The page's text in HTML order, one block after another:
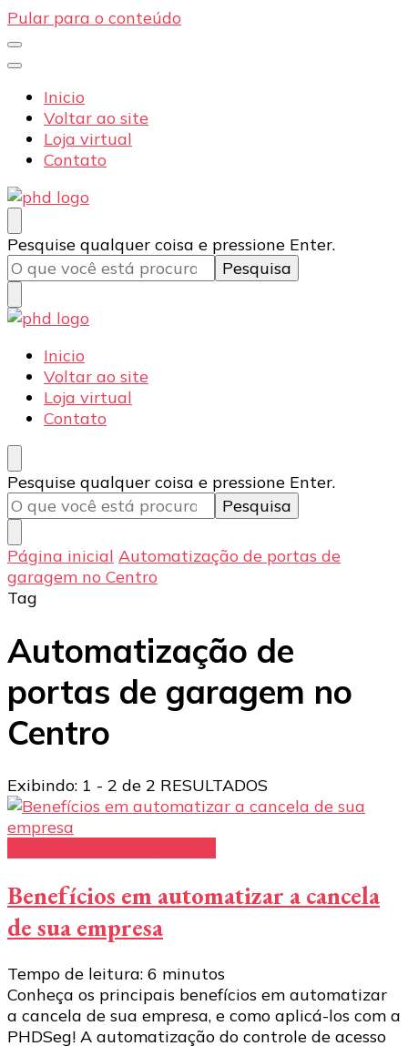
Pular para o conteúdo
Inicio
Voltar ao site
Loja virtual
Contato
PHD Seg
Blog
Procurando
algo?
Pesquise qualquer coisa e pressione Enter.
PHD Seg
Blog
Inicio
Voltar ao site
Loja virtual
Contato
Procurando
algo?
Pesquise qualquer coisa e pressione Enter.
Página inicial Automatização de portas de
garagem no Centro
Tag
Automatização de
portas de garagem no
Centro
Exibindo: 1 - 2 de 2 RESULTADOS
Benefícios em automatizar a cancela
de sua empresa
Tempo de leitura: 6 minutos
Conheça os principais benefícios em automatizar
a cancela de sua empresa, e como aplicá-los com a
PHDSeg! A automatização do controle de acesso